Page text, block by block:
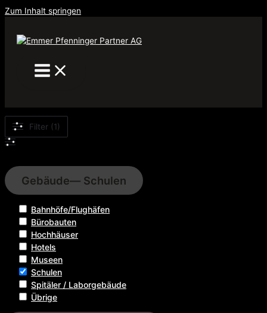
Zum Inhalt springen
Filter (1)
Gebäude— Schulen
Bahnhöfe/Flughäfen
Bürobauten
Hochhäuser
Hotels
Museen
Schulen
Spitäler / Laborgebäude
Übrige